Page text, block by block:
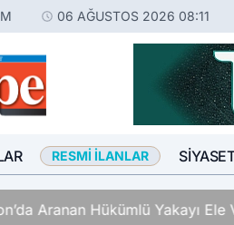
06 AĞUSTOS 2026 08:11
RESMI İLANLAR
Aranan Hükümlü Yakayı Ele